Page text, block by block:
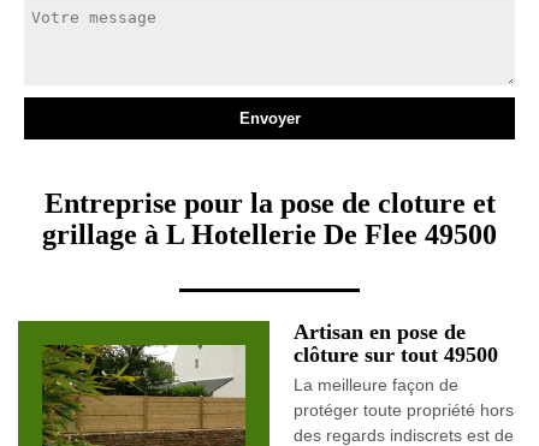
Entreprise pour la pose de cloture et
grillage à L Hotellerie De Flee 49500
Artisan en pose de
clôture sur tout 49500
La meilleure façon de
protéger toute propriété hors
des regards indiscrets est de